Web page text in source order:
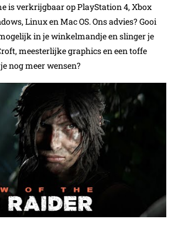
is verkrijgbaar op PlayStation 4, Xbox
Linux en Mac OS. Ons advies? Gooi
in je winkelmandje en slinger je
meesterlijke graphics en een toffe
nog meer wensen?